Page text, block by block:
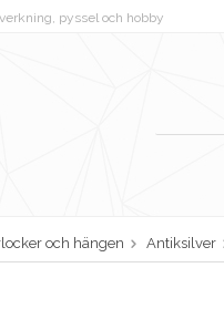
pyssel och hobby
och hängen Antiksilver